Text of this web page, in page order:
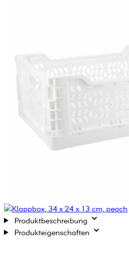
Produktbeschreibung
Produkteigenschaften